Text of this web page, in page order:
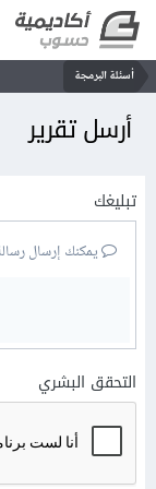
أسئلة البرمجة
أرسل تقرير
تبليغك
يمكنك إرسال
التحقق البشري